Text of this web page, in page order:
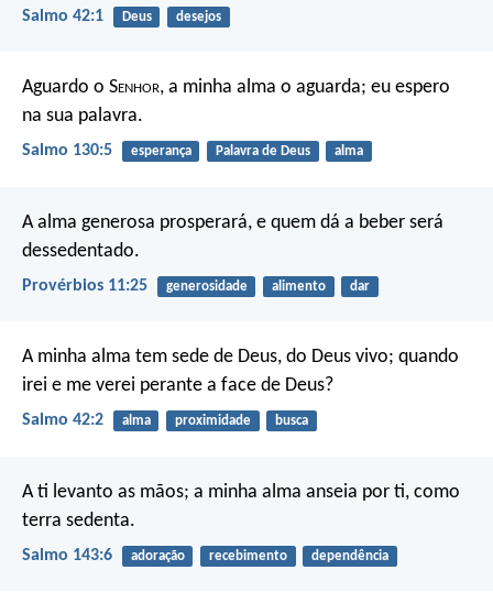
Salmo 42:1 Deus desejos
Aguardo o Senhor, a minha alma o aguarda; eu espero
na sua palavra.
Salmo 130:5 esperança Palavra de Deus alma
A alma generosa prosperará, e quem dá a beber será
dessedentado.
Provérbios 11:25 generosidade alimento dar
A minha alma tem sede de Deus, do Deus vivo; quando
irei e me verei perante a face de Deus?
Salmo 42:2 alma proximidade busca
A ti levanto as mãos; a minha alma anseia por ti, como
terra sedenta.
Salmo 143:6 adoração recebimento dependência